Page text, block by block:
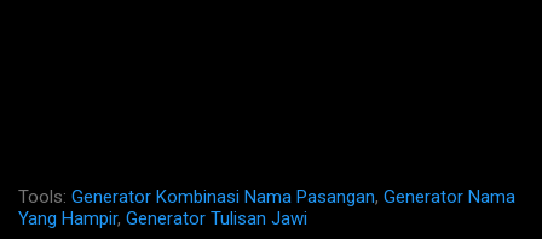
Tools: Generator Kombinasi Nama Pasangan, Generator Nama
Yang Hampir, Generator Tulisan Jawi